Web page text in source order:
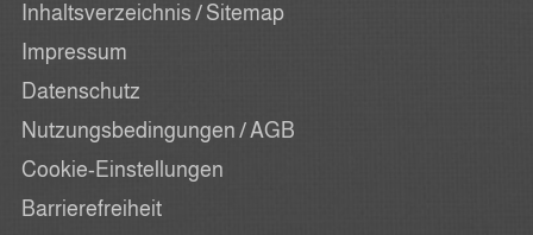
Inhaltsverzeichnis / Sitemap
Impressum
Datenschutz
Nutzungsbedingungen / AGB
Cookie-Einstellungen
Barrierefreiheit